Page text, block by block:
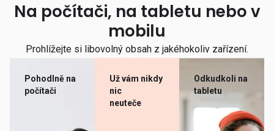
Na počítači, na tabletu nebo v
mobilu
Prohlížejte si libovolný obsah z jakéhokoliv zařízení.
Pohodlně na
počítači
Už vám nikdy
nic
neuteče
Odkudkoli na
tabletu